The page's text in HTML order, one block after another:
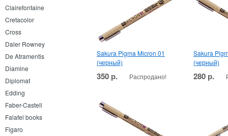
Clairefontaine
Cretacolor
Cross
Daler Rowney
De Atramentis
Diamine
Diplomat
Edding
Faber-Castell
Falafel books
Figaro
Sakura Pigma Micron 01
(черный)
350 р. Распродано!
Sakura
(черный)
280 р.